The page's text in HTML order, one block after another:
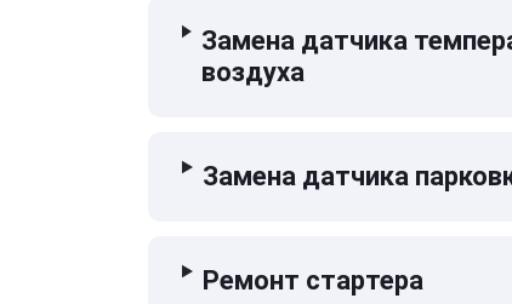
Замена датчика
воздуха
Замена датчика
Ремонт стартера